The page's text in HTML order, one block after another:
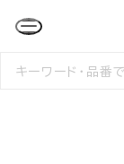
検